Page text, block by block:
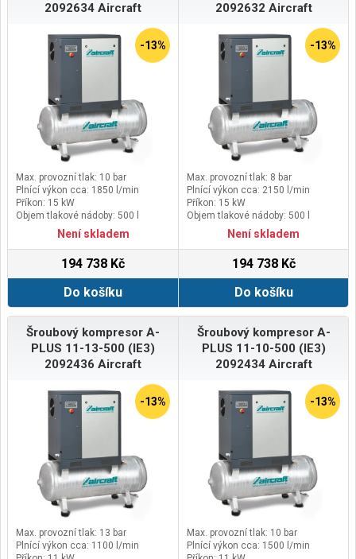
2092634 Aircraft
-13%
Max. provozní tlak: 10 bar
Plnící výkon cca: 1850 l/min
Příkon: 15 kW
Objem tlakové nádoby: 500 l
Není skladem
194 738 Kč
Do košíku
2092632 Aircraft
-13%
Max. provozní tlak: 8 bar
Plnící výkon cca: 2150 l/min
Příkon: 15 kW
Objem tlakové nádoby: 500 l
Není skladem
194 738 Kč
Do košíku
Šroubový kompresor A-
PLUS 11-13-500 (IE3)
2092436 Aircraft
-13%
Max. provozní tlak: 13 bar
Plnící výkon cca: 1100 l/min
Šroubový kompresor A-
PLUS 11-10-500 (IE3)
2092434 Aircraft
-13%
Max. provozní tlak: 10 bar
Plnící výkon cca: 1500 l/min